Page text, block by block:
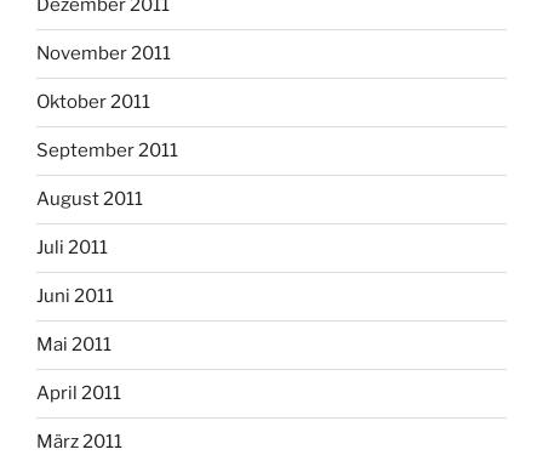
Dezember 2011
November 2011
Oktober 2011
September 2011
August 2011
Juli 2011
Juni 2011
Mai 2011
April 2011
März 2011